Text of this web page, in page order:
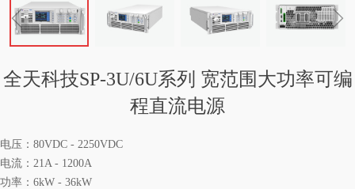
ꁆ ꁇ
电压：80VDC - 2250VDC
电流：21A - 1200A
功率：6kW - 36kW
全天科技SP-3U/6U系列 宽范围大功率可编
程直流电源